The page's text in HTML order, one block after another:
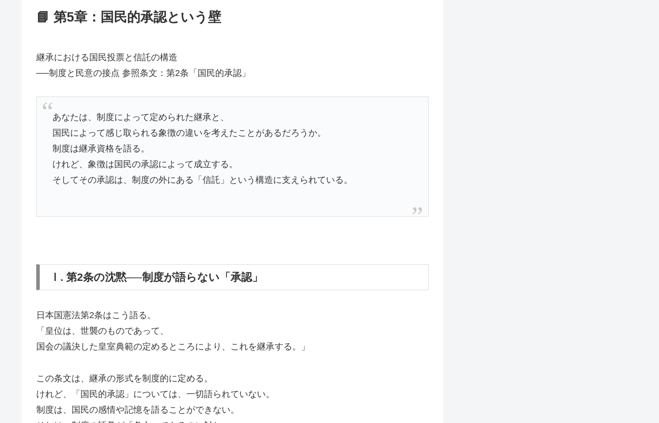
📘 第5章：国民的承認という壁
継承における国民投票と信託の構造
──制度と民意の接点 参照条文：第2条「国民的承認」
あなたは、制度によって定められた継承と、
国民によって感じ取られる象徴の違いを考えたことがあるだろうか。
制度は継承資格を語る。
けれど、象徴は国民の承認によって成立する。
そしてその承認は、制度の外にある「信託」という構造に支えられている。
Ⅰ. 第2条の沈黙──制度が語らない「承認」
日本国憲法第2条はこう語る。
「皇位は、世襲のものであって、
国会の議決した皇室典範の定めるところにより、これを継承する。」
この条文は、継承の形式を制度的に定める。
けれど、「国民的承認」については、一切語られていない。
制度は、国民の感情や記憶を語ることができない。